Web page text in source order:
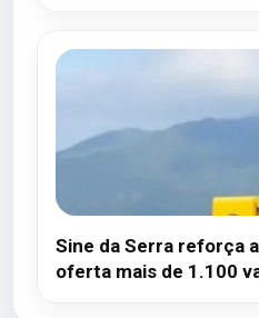
Sine da Serra reforça
oferta mais de 1.100